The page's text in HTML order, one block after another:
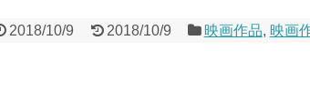
2018/10/9 2018/10/9 映画作品, 映画